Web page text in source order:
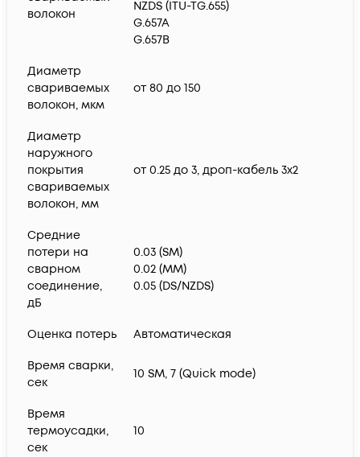
волокон
NZDS (ITU-TG.655)
G.657A
G.657B
Диаметр
свариваемых
волокон, мкм
от 80 до 150
Диаметр
наружного
покрытия
свариваемых
волокон, мм
от 0.25 до 3, дроп-кабель 3х2
Средние
потери на
сварном
соединение,
дБ
0.03 (SM)
0.02 (MM)
0.05 (DS/NZDS)
Оценка потерь Автоматическая
Время сварки,
сек
10 SM, 7 (Quick mode)
Время
термоусадки,
сек
10